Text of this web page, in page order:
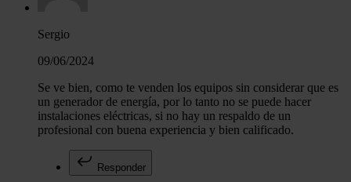
Sergio
09/06/2024
Se ve bien, como te venden los equipos sin considerar que es
un generador de energía, por lo tanto no se puede hacer
instalaciones eléctricas, si no hay un respaldo de un
profesional con buena experiencia y bien calificado.
Responder